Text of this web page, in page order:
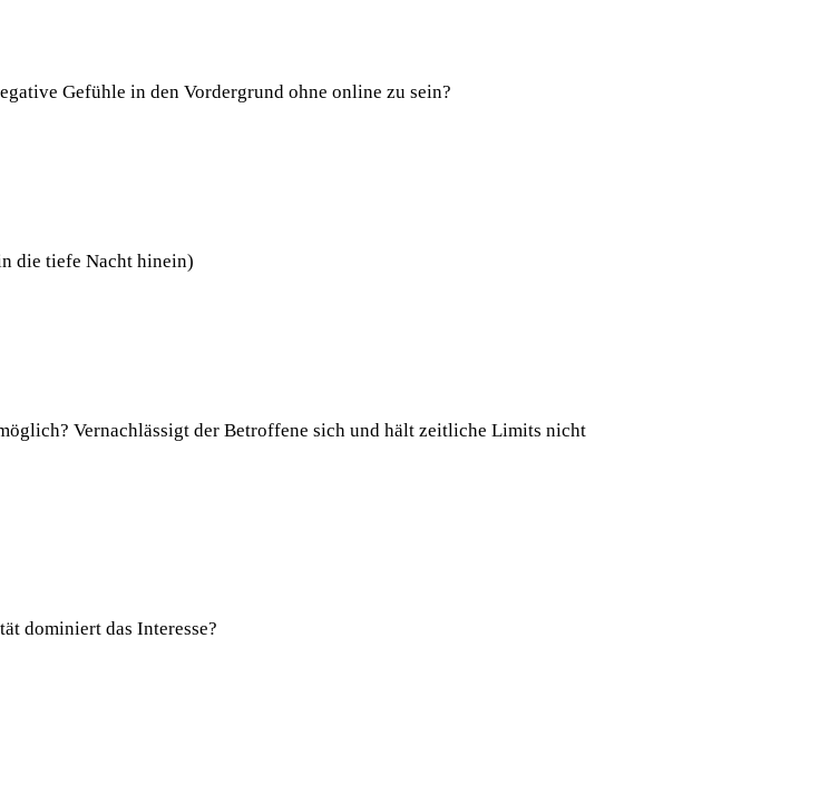
Gefühle in den Vordergrund ohne online zu sein?
die tiefe Nacht hinein)
Vernachlässigt der Betroffene sich und hält zeitliche Limits nicht
dominiert das Interesse?